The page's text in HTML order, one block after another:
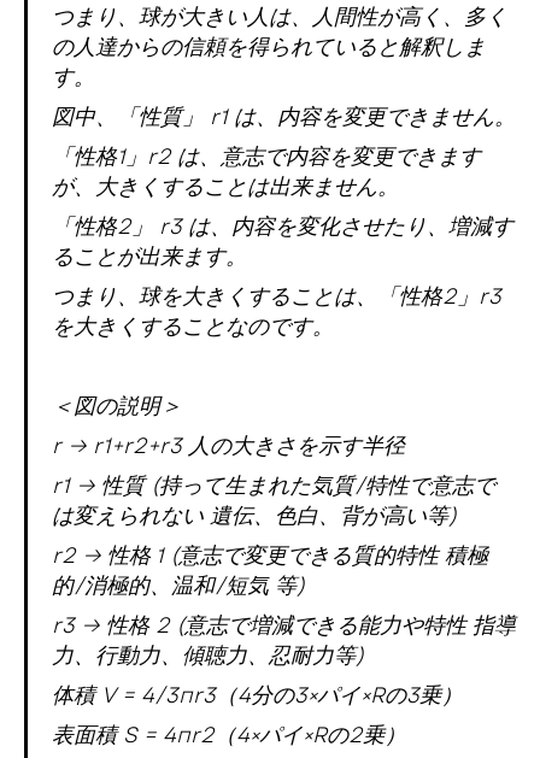
つまり、球が大きい人は、人間性が高く、多く
の人達からの信頼を得られていると解釈しま
す。
図中、「性質」 r1 は、内容を変更できません。
「性格1」r2 は、意志で内容を変更できます
が、大きくすることは出来ません。
「性格2」 r3 は、内容を変化させたり、増減す
ることが出来ます。
つまり、球を大きくすることは、「性格2」r3
を大きくすることなのです。
＜図の説明＞
r → r1+r2+r3 人の大きさを示す半径
r1 → 性質 (持って生まれた気質/特性で意志で
は変えられない 遺伝、色白、背が高い等)
r2 → 性格 1 (意志で変更できる質的特性 積極
的/消極的、温和/短気 等)
r3 → 性格 2 (意志で増減できる能力や特性 指導
力、行動力、傾聴力、忍耐力等)
体積 V = 4/3πr3（4分の3×パイ×Rの3乗）
表面積 S = 4πr2（4×パイ×Rの2乗）